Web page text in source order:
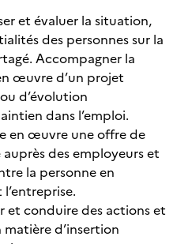
et évaluer la situation,
des personnes sur la
Accompagner la
œuvre d’un projet
d’évolution
dans l’emploi.
en œuvre une offre de
des employeurs et
la personne en
et conduire des actions et
d’insertion